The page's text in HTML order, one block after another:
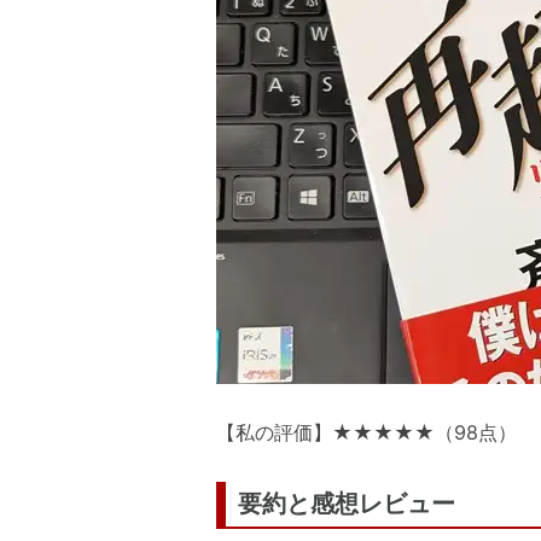
【私の評価】★★★★★（98点）
要約と感想レビュー